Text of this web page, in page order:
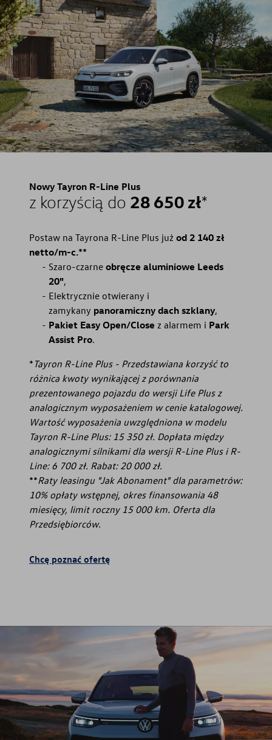
Nowy Tayron R-Line Plus
z korzyścią do 28 650 zł*
Postaw na Tayrona R-Line Plus już od 2 140 zł
netto/m-c.**
Szaro-czarne obręcze aluminiowe Leeds
20",
Elektrycznie otwierany i
zamykany panoramiczny dach szklany,
Pakiet Easy Open/Close z alarmem i Park
Assist Pro.
* Tayron R-Line Plus - Przedstawiana korzyść to
różnica kwoty wynikającej z porównania
prezentowanego pojazdu do wersji Life Plus z
analogicznym wyposażeniem w cenie katalogowej.
Wartość wyposażenia uwzględniona w modelu
Tayron R-Line Plus: 15 350 zł. Dopłata między
analogicznymi silnikami dla wersji R-Line Plus i R-
Line: 6 700 zł. Rabat: 20 000 zł.
**Raty leasingu "Jak Abonament" dla parametrów:
10% opłaty wstępnej, okres finansowania 48
miesięcy, limit roczny 15 000 km. Oferta dla
Przedsiębiorców.
Chcę poznać ofertę